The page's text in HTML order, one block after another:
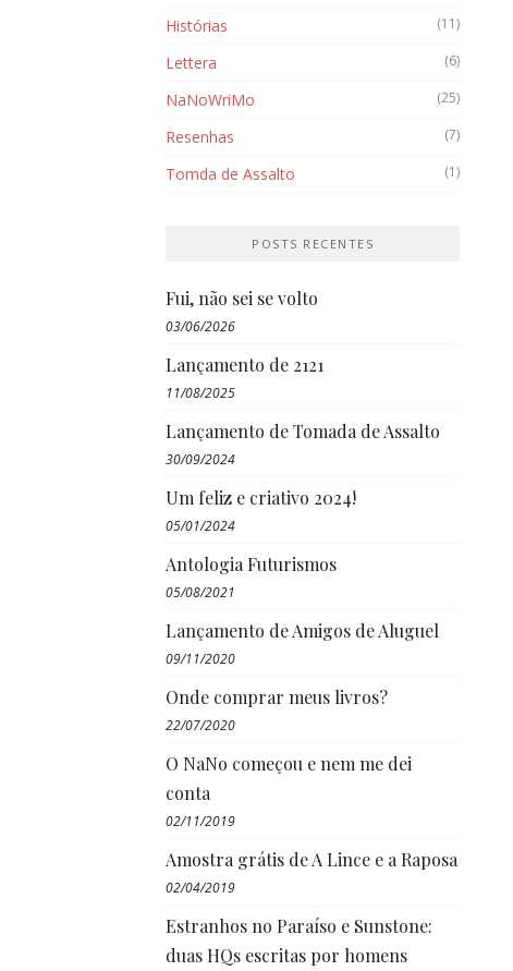
Histórias (11)
Lettera (6)
NaNoWriMo (25)
Resenhas (7)
Tomda de Assalto (1)
POSTS RECENTES
Fui, não sei se volto
03/06/2026
Lançamento de 2121
11/08/2025
Lançamento de Tomada de Assalto
30/09/2024
Um feliz e criativo 2024!
05/01/2024
Antologia Futurismos
05/08/2021
Lançamento de Amigos de Aluguel
09/11/2020
Onde comprar meus livros?
22/07/2020
O NaNo começou e nem me dei
conta
02/11/2019
Amostra grátis de A Lince e a Raposa
02/04/2019
Estranhos no Paraíso e Sunstone:
duas HQs escritas por homens